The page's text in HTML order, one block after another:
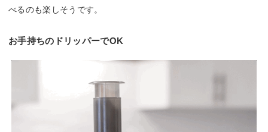
べるのも楽しそうです。
お手持ちのドリッパーでOK